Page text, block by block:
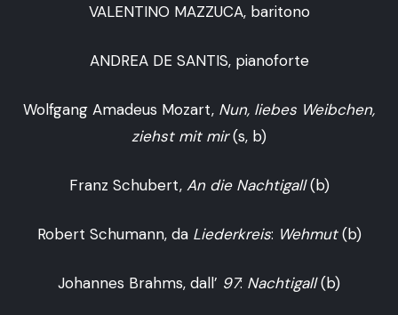
VALENTINO MAZZUCA, baritono
ANDREA DE SANTIS, pianoforte
Wolfgang Amadeus Mozart, Nun, liebes Weibchen,
ziehst mit mir(s, b)
Franz Schubert, An die Nachtigall(b)
Robert Schumann, da Liederkreis: Wehmut(b)
Johannes Brahms, dall’ 97: Nachtigall(b)